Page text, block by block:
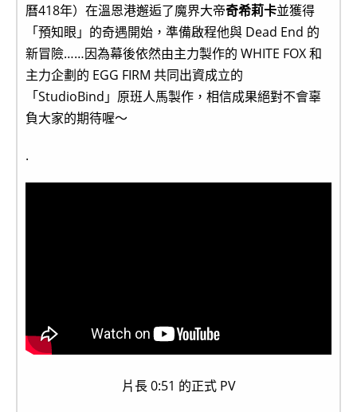
曆418年）在溫恩港邂逅了魔界大帝奇希莉卡並獲得
「預知眼」的奇遇開始，準備啟程他與 Dead End 的
新冒險……因為幕後依然由主力製作的 WHITE FOX 和
主力企劃的 EGG FIRM 共同出資成立的
「StudioBind」原班人馬製作，相信成果絕對不會辜
負大家的期待喔～
.
片長 0:51 的正式 PV